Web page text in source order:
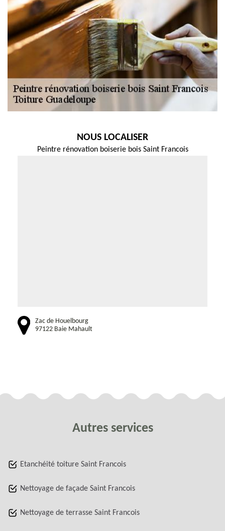
NOUS LOCALISER
Peintre rénovation boiserie bois Saint Francois
Zac de Houelbourg
97122 Baie Mahault
Autres services
Etanchéité toiture Saint Francois
Nettoyage de façade Saint Francois
Nettoyage de terrasse Saint Francois